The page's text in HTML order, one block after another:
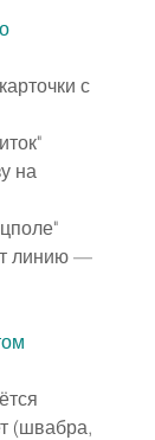
с
на
линию —
(швабра,